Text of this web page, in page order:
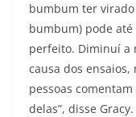
bumbum ter virado
bumbum) pode
perfeito. Diminuí a
causa dos ensaios,
pessoas
delas”, disse Gracy.